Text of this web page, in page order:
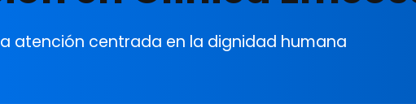
atención centrada en la dignidad humana